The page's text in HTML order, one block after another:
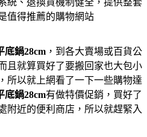
值得推薦的購物網站
底鍋28cm ，到各大賣場或百貨公
且就算買好了要搬回家也大包小
所以就上網看了一下一些購物達
底鍋28cm有做特價促銷，買好了
附近的便利商店，所以就趕緊入